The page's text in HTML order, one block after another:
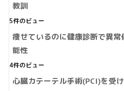
教訓
5件のビュー
痩せているのに健康診断で異
能性
4件のビュー
心臓カテーテル手術(PCI)を受